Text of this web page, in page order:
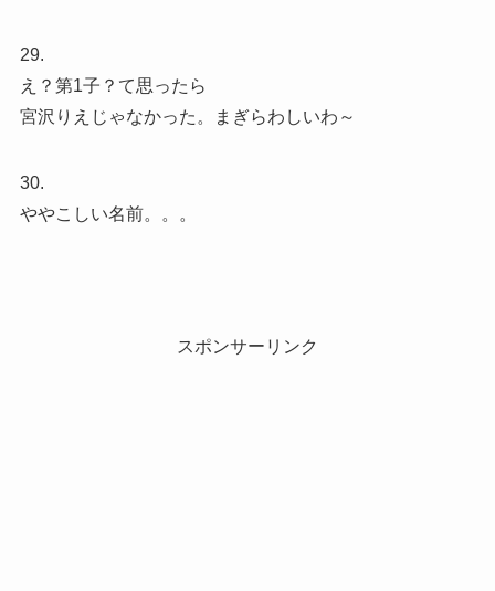
29.
え？第1子？て思ったら
宮沢りえじゃなかった。まぎらわしいわ～
30.
ややこしい名前。。。
スポンサーリンク